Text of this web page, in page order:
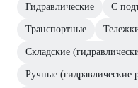
Гидравлические С
Транспортные
Складские
Ручные (гидравлические